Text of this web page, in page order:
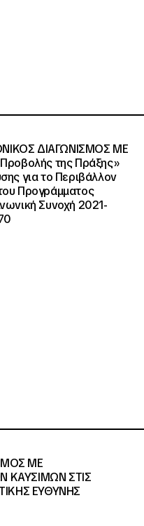
ΔΙΑΓΩΝΙΣΜΟΣ ΜΕ
της Πράξης»
για το Περιβάλλον
Προγράμματος
Συνοχή 2021-
ΜΕ
ΚΑΥΣΙΜΩΝ ΣΤΙΣ
ΕΥΘΥΝΗΣ